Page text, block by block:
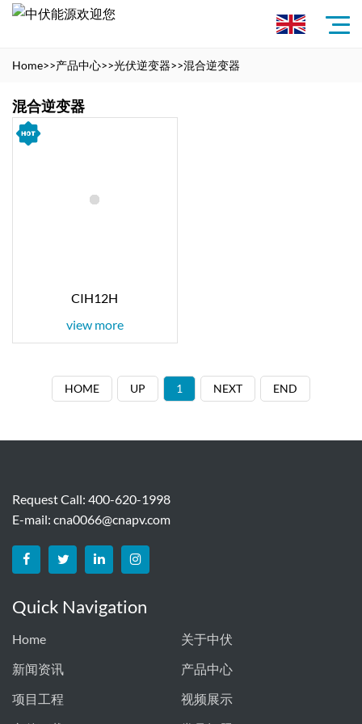
Home>>产品中心>>光伏逆变器>>混合逆变器
混合逆变器
CIH12H
view more
HOME UP 1 NEXT END
Request Call: 400-620-1998
E-mail: cna0066@cnapv.com
Quick Navigation
Home
关于中伏
新闻资讯
产品中心
项目工程
视频展示